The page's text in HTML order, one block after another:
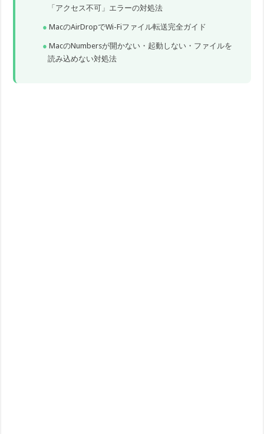
「アクセス不可」エラーの対処法
MacのAirDropでWi-Fiファイル転送完全ガイド
MacのNumbersが開かない・起動しない・ファイルを
読み込めない対処法